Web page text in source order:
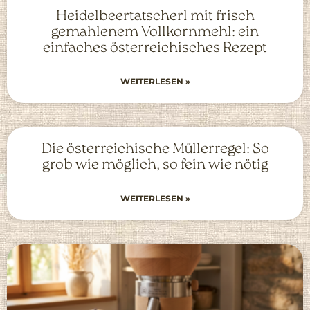
Heidelbeertatscherl mit frisch
gemahlenem Vollkornmehl: ein
einfaches österreichisches Rezept
WEITERLESEN »
Die österreichische Müllerregel: So
grob wie möglich, so fein wie nötig
WEITERLESEN »